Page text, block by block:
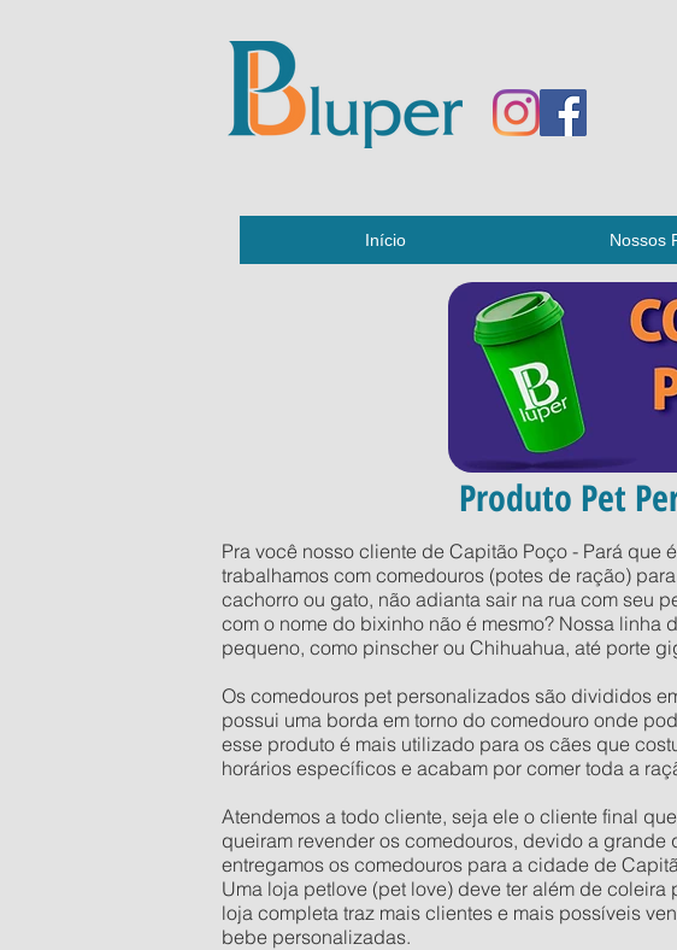
Início Nossos
Produto Pet
Pra você nosso cliente de Capitão Poço - Pará que
trabalhamos com comedouros (potes de ração)
cachorro ou gato, não adianta sair na rua com seu
com o nome do bixinho não é mesmo? Nossa
pequeno, como pinscher ou Chihuahua, até porte
Os comedouros pet personalizados são divididos
possui uma borda em torno do comedouro onde
esse produto é mais utilizado para os cães que
horários específicos e acabam por comer toda a
Atendemos a todo cliente, seja ele o cliente final
queiram revender os comedouros, devido a
entregamos os comedouros para a cidade de
Uma loja petlove (pet love) deve ter além de
loja completa traz mais clientes e mais possíveis
bebe personalizadas.